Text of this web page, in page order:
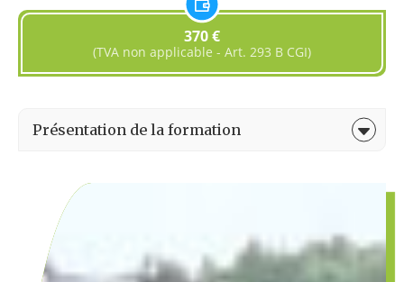
370 €
(TVA non applicable - Art. 293 B CGI)
Présentation de la formation